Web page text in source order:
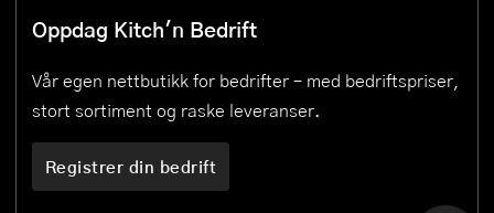
Oppdag Kitch'n Bedrift
Vår egen nettbutikk for bedrifter – med bedriftspriser,
stort sortiment og raske leveranser.
Registrer din bedrift